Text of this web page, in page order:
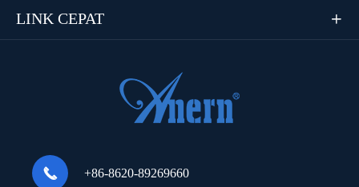
LINK CEPAT 
 +86-8620-89269660